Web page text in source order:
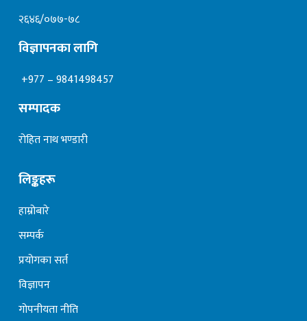
२६४६/०७७-७८
विज्ञापनका लागि
+977 – 9841498457
सम्पादक
रोहित नाथ भण्डारी
लिङ्कहरू
हाम्रोबारे
सम्पर्क
प्रयोगका सर्त
विज्ञापन
गोपनीयता नीति